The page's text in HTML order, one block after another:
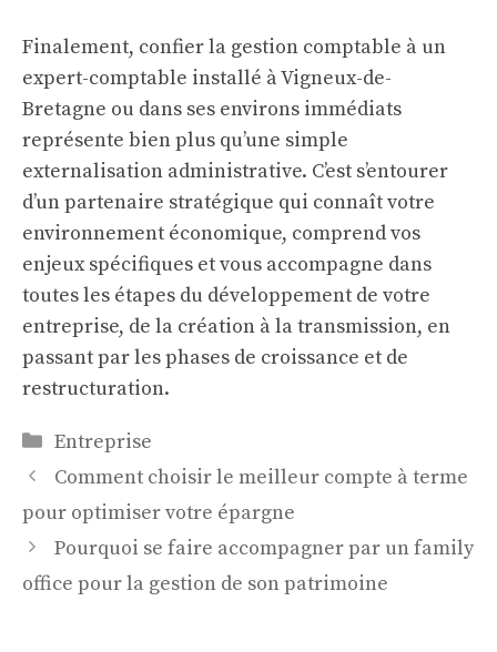
Finalement, confier la gestion comptable à un
expert-comptable installé à Vigneux-de-
Bretagne ou dans ses environs immédiats
représente bien plus qu’une simple
externalisation administrative. C’est s’entourer
d’un partenaire stratégique qui connaît votre
environnement économique, comprend vos
enjeux spécifiques et vous accompagne dans
toutes les étapes du développement de votre
entreprise, de la création à la transmission, en
passant par les phases de croissance et de
restructuration.
Catégories
Entreprise
Comment choisir le meilleur compte à terme
pour optimiser votre épargne
Pourquoi se faire accompagner par un family
office pour la gestion de son patrimoine